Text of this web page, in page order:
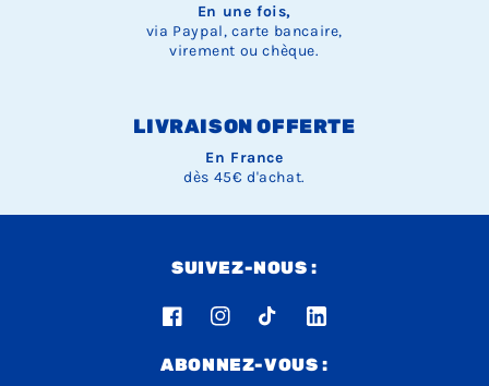
En une fois,
via Paypal, carte bancaire,
virement ou chèque.
LIVRAISON OFFERTE
En France
dès 45€ d'achat.
SUIVEZ-NOUS :
FacebookInstagramTikTok LinkedIn
ABONNEZ-VOUS :